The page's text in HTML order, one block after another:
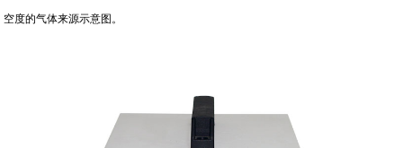
空度的气体来源示意图。